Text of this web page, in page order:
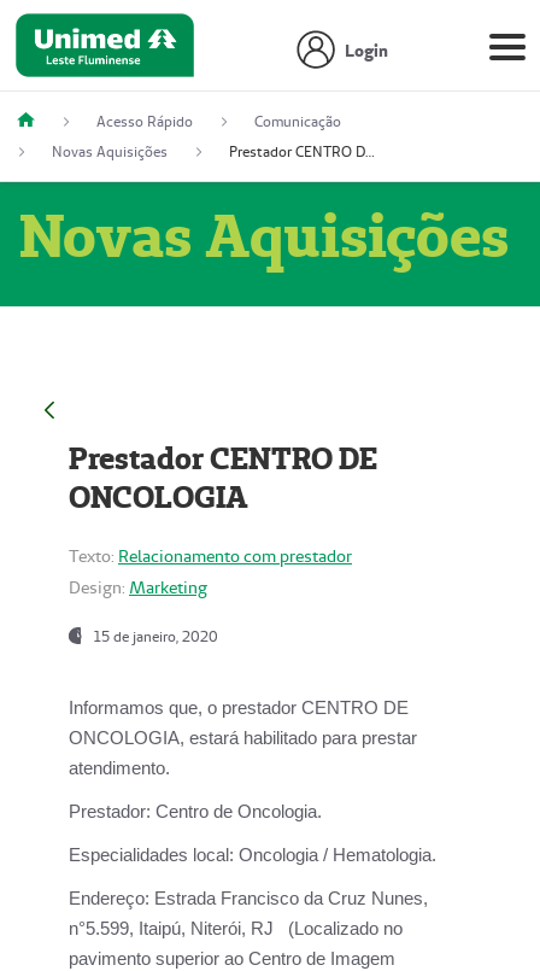
Login
Acesso Rápido
Comunicação
Novas Aquisições
Prestador CENTRO DE ONCOLOGIA
Novas Aquisições
Prestador CENTRO DE
ONCOLOGIA
Texto: Relacionamento com prestador
Design: Marketing
15 de janeiro, 2020
Informamos que, o prestador CENTRO DE
ONCOLOGIA, estará habilitado para prestar
atendimento.
Prestador: Centro de Oncologia.
Especialidades local: Oncologia / Hematologia.
Endereço: Estrada Francisco da Cruz Nunes,
n°5.599, Itaipú, Niterói, RJ (Localizado no
pavimento superior ao Centro de Imagem